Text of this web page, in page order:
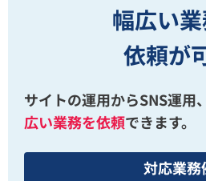
幅広い
依頼が
サイトの運用からSNS運用
広い業務を依頼できます。
対応業務